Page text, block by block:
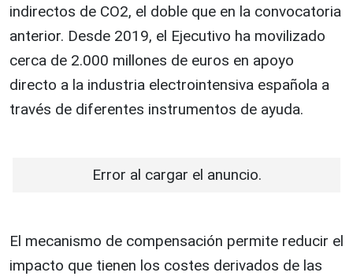
indirectos de CO2, el doble que en la convocatoria
anterior. Desde 2019, el Ejecutivo ha movilizado
cerca de 2.000 millones de euros en apoyo
directo a la industria electrointensiva española a
través de diferentes instrumentos de ayuda.
Error al cargar el anuncio.
El mecanismo de compensación permite reducir el
impacto que tienen los costes derivados de las